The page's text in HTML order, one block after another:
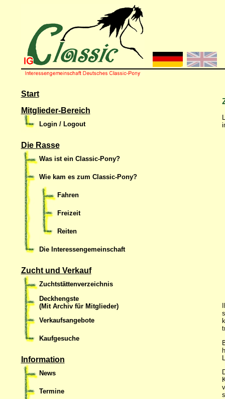
Start
Mitglieder-Bereich
Login / Logout
Die Rasse
Was ist ein Classic-Pony?
Wie kam es zum Classic-Pony?
Fahren
Freizeit
Reiten
Die Interessengemeinschaft
Zucht und Verkauf
Zuchtstättenverzeichnis
Deckhengste
(Mit Archiv für Mitglieder)
Verkaufsangebote
Kaufgesuche
Information
News
Termine